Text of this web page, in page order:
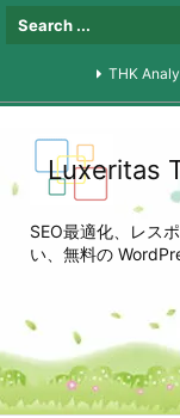
THK
Luxeritas
SEO最適化、レス
い、無料の